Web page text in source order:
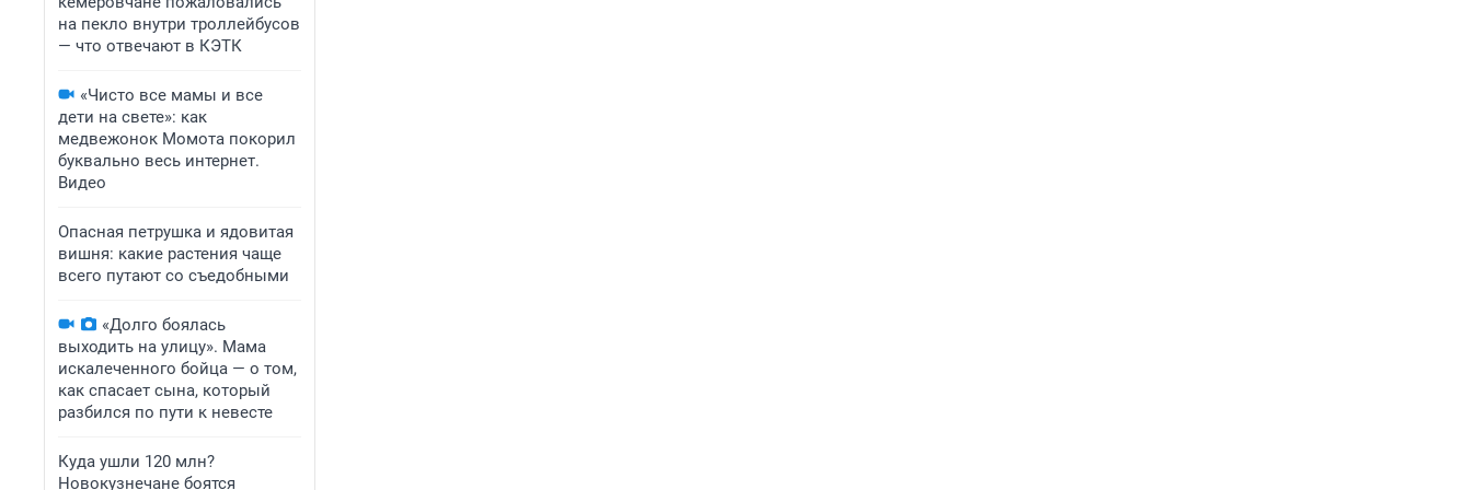
на пекло внутри троллейбусов
— что отвечают в КЭТК
«Чисто все мамы и все
дети на свете»: как
медвежонок Момота покорил
буквально весь интернет.
Видео
Опасная петрушка и ядовитая
вишня: какие растения чаще
всего путают со съедобными
«Долго боялась
выходить на улицу». Мама
искалеченного бойца — о том,
как спасает сына, который
разбился по пути к невесте
Куда ушли 120 млн?
Новокузнечане боятся